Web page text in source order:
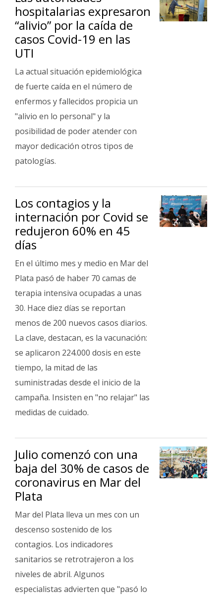
hospitalarias expresaron
“alivio” por la caída de
casos Covid-19 en las
UTI
La actual situación epidemiológica
de fuerte caída en el número de
enfermos y fallecidos propicia un
"alivio en lo personal" y la
posibilidad de poder atender con
mayor dedicación otros tipos de
patologías.
Los contagios y la
internación por Covid se
redujeron 60% en 45
días
En el último mes y medio en Mar del
Plata pasó de haber 70 camas de
terapia intensiva ocupadas a unas
30. Hace diez días se reportan
menos de 200 nuevos casos diarios.
La clave, destacan, es la vacunación:
se aplicaron 224.000 dosis en este
tiempo, la mitad de las
suministradas desde el inicio de la
campaña. Insisten en "no relajar" las
medidas de cuidado.
Julio comenzó con una
baja del 30% de casos de
coronavirus en Mar del
Plata
Mar del Plata lleva un mes con un
descenso sostenido de los
contagios. Los indicadores
sanitarios se retrotrajeron a los
niveles de abril. Algunos
especialistas advierten que "pasó lo